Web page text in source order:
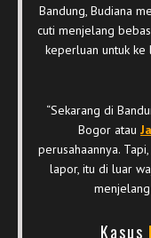
Bandung, Budiana
cuti menjelang
keperluan untuk ke
“Sekarang di
Bogor atau
perusahaannya.
lapor, itu di luar
Kasus